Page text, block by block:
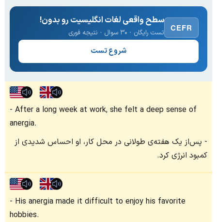
CEFR
سطح واقعی لغات انگلیسیت رو بدون!
تست رایگان · ۳۰ سوال · نتیجه فوری
شروع تست
After a long week at work, she felt a deep sense of
anergia.
پس‌از یک هفته‌ی طولانی در محل کار، او احساس شدیدی از
کمبود انرژی کرد.
His anergia made it difficult to enjoy his favorite
hobbies.